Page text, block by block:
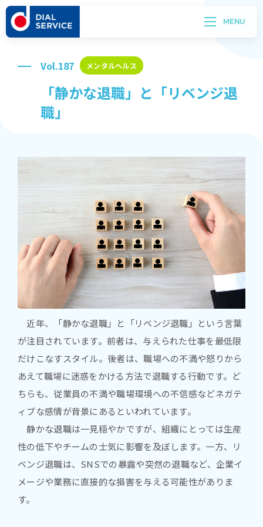
Vol.187 メンタルヘルス
「静かな退職」と「リベンジ退
職」
近年、「静かな退職」と「リベンジ退職」という言葉
が注目されています。前者は、与えられた仕事を最低限
だけこなすスタイル。後者は、職場への不満や怒りから
あえて職場に迷惑をかける方法で退職する行動です。ど
ちらも、従業員の不満や職場環境への不信感などネガテ
ィブな感情が背景にあるといわれています。
静かな退職は一見穏やかですが、組織にとっては生産
性の低下やチームの士気に影響を及ぼします。一方、リ
ベンジ退職は、SNSでの暴露や突然の退職など、企業イ
メージや業務に直接的な損害を与える可能性がありま
す。